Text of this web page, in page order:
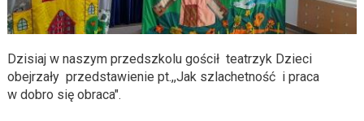
Dzisiaj w naszym przedszkolu gościł teatrzyk Dzieci
obejrzały przedstawienie pt.,,Jak szlachetność i praca
w dobro się obraca".